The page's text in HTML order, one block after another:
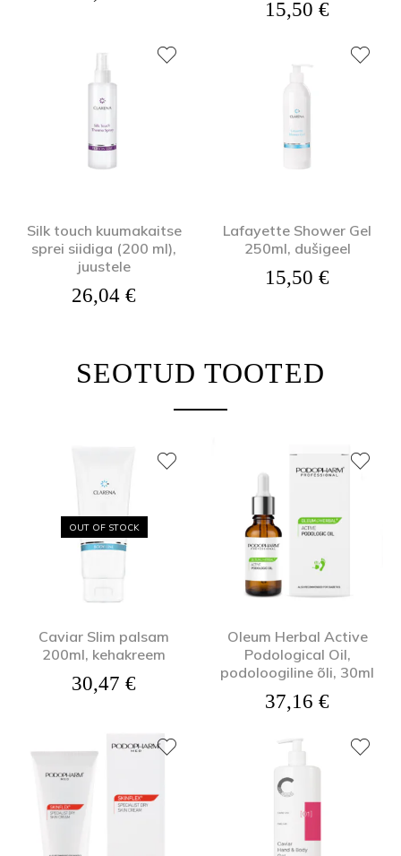
15,50 €
Silk touch kuumakaitse
sprei siidiga (200 ml),
juustele
26,04 €
Lafayette Shower Gel
250ml, dušigeel
15,50 €
SEOTUD TOOTED
OUT OF STOCK
Caviar Slim palsam
200ml, kehakreem
30,47 €
Oleum Herbal Active
Podological Oil,
podoloogiline õli, 30ml
37,16 €